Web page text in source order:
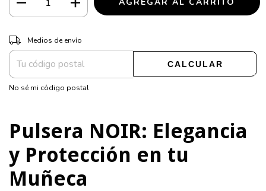
Entregas para el CP:
Medios de envío
CALCULAR
No sé mi código postal
Pulsera NOIR: Elegancia
y Protección en tu
Muñeca